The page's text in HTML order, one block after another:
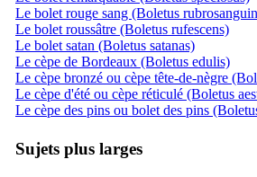
Le bolet rouge sang (Boletus
Le bolet roussâtre (Boletus rufescens)
Le bolet satan (Boletus satanas)
Le cèpe de Bordeaux (Boletus edulis)
Le cèpe bronzé ou cèpe tête-de-nègre
Le cèpe d'été ou cèpe réticulé (Boletus
Le cèpe des pins ou bolet des pins
Sujets plus larges